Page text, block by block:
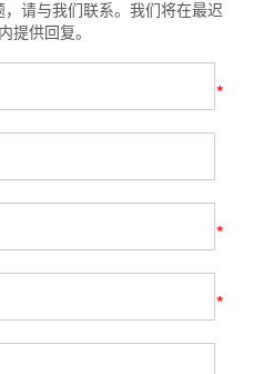
请与我们联系。我们将在最迟
提供回复。
*
*
*